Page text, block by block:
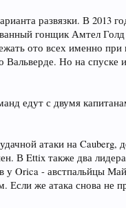
развязки. В 2013
гонщик Амтел Голд
ото всех именно
Но на спуске
едут с двумя
атаки на
В Ettix также два
у Orica - австпальйцы
Если же атака снова